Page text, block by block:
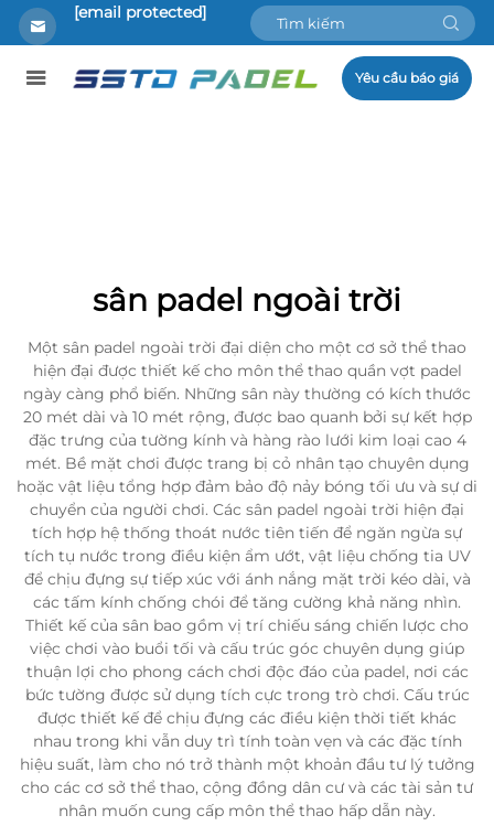
[email protected]
Yêu cầu báo giá
sân padel ngoài trời
Một sân padel ngoài trời đại diện cho một cơ sở thể thao
hiện đại được thiết kế cho môn thể thao quần vợt padel
ngày càng phổ biến. Những sân này thường có kích thước
20 mét dài và 10 mét rộng, được bao quanh bởi sự kết hợp
đặc trưng của tường kính và hàng rào lưới kim loại cao 4
mét. Bề mặt chơi được trang bị cỏ nhân tạo chuyên dụng
hoặc vật liệu tổng hợp đảm bảo độ nảy bóng tối ưu và sự di
chuyển của người chơi. Các sân padel ngoài trời hiện đại
tích hợp hệ thống thoát nước tiên tiến để ngăn ngừa sự
tích tụ nước trong điều kiện ẩm ướt, vật liệu chống tia UV
để chịu đựng sự tiếp xúc với ánh nắng mặt trời kéo dài, và
các tấm kính chống chói để tăng cường khả năng nhìn.
Thiết kế của sân bao gồm vị trí chiếu sáng chiến lược cho
việc chơi vào buổi tối và cấu trúc góc chuyên dụng giúp
thuận lợi cho phong cách chơi độc đáo của padel, nơi các
bức tường được sử dụng tích cực trong trò chơi. Cấu trúc
được thiết kế để chịu đựng các điều kiện thời tiết khác
nhau trong khi vẫn duy trì tính toàn vẹn và các đặc tính
hiệu suất, làm cho nó trở thành một khoản đầu tư lý tưởng
cho các cơ sở thể thao, cộng đồng dân cư và các tài sản tư
nhân muốn cung cấp môn thể thao hấp dẫn này.